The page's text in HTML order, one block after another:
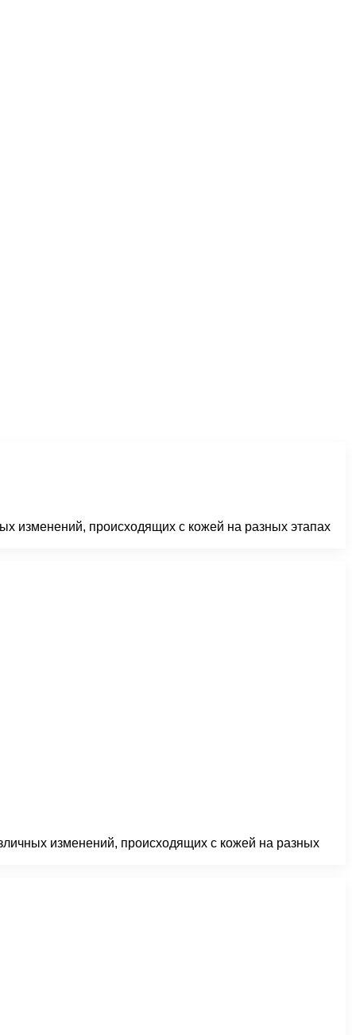
изменений, происходящих с кожей на разных этапах
изменений, происходящих с кожей на разных